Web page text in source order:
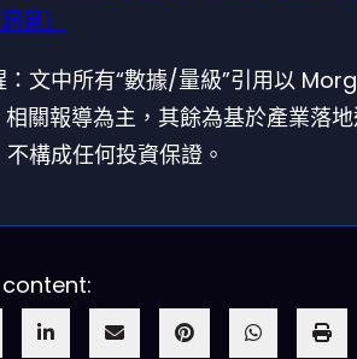
見）
：文中所有“數據/量級”引用以
關報導為主，其餘為基於產業落
構成任何投資保證。